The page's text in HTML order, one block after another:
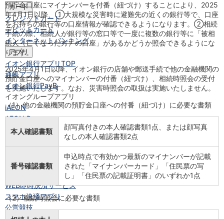
カード
クレジットカード
デビットカード
インターネットバンキング
アプリ
イオン銀行アプリTOP
通帳アプリ
イオン銀行PayB
イオングループアプリ
iAEON
AEON Pay
支払・入金・サービス
口座振替サービス
WEB即時決済サービス
スマホ決済アプリ
公営競技
預貯金口座にマイナンバーを付番（紐づけ）することにより、2025
年4月1日以降、①大規模な災害時に避難先の近くの銀行等で、口座
をお持ちの銀行等の口座情報が確認できるようになります。②相続
手続の際、相続人が銀行等の窓口等で一度に複数の銀行等に「被相
続人（亡くなった方）の口座」があるかどうか照会できるようにな
ります。
2025年4月1日以降、イオン銀行の店舗や郵送手続で他の金融機関の
預貯金口座へのマイナンバーの付番（紐づけ）、相続時照会の受付
を実施いたします。なお、災害時照会の取扱は実施いたしません。
（1）他の金融機関の預貯金口座への付番（紐づけ）に必要な書類
本人確認書類
顔写真付きの本人確認書類1点、または顔写真
なしの本人確認書類2点
番号確認書類
申込時点で有効かつ最新のマイナンバーが記載
された「マイナンバーカード」「住民票の写
し」「住民票の記載証明書」のいずれか1点
（2）相続時照会に必要な書類